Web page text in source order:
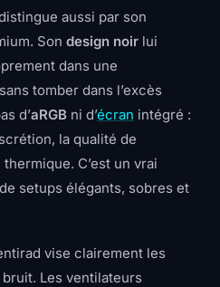
aussi par son
Son design noir lui
dans une
tomber dans l’excès
d’aRGB ni d’écran intégré :
la qualité de
C’est un vrai
setups élégants, sobres et
vise clairement les
Les ventilateurs